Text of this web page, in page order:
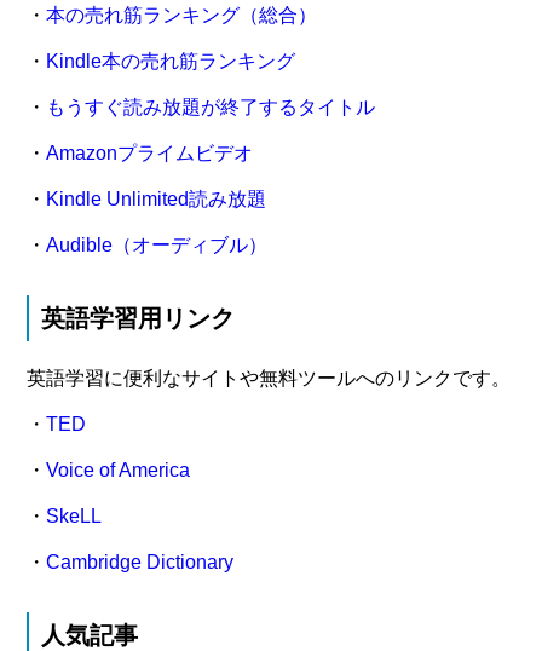
・本の売れ筋ランキング（総合）
・ Kindle本の売れ筋ランキング
・ もうすぐ読み放題が終了するタイトル
・Amazonプライムビデオ
・ Kindle Unlimited読み放題
・Audible（オーディブル）
英語学習用リンク
英語学習に便利なサイトや無料ツールへのリンクです。
・TED
・Voice of America
・ SkeLL
・Cambridge Dictionary
人気記事